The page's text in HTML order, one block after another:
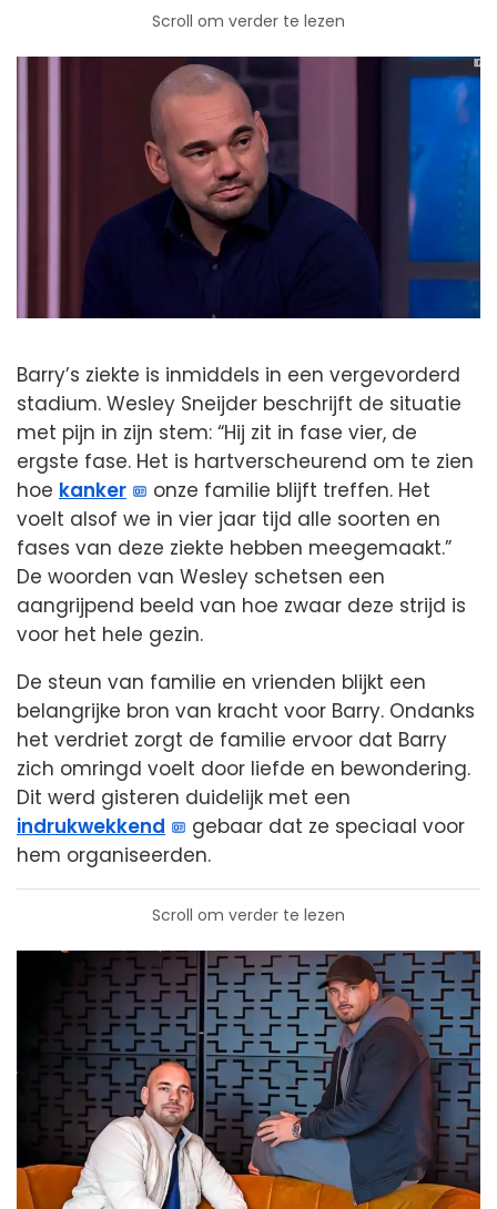
Scroll om verder te lezen
Barry’s ziekte is inmiddels in een vergevorderd
stadium. Wesley Sneijder beschrijft de situatie
met pijn in zijn stem: “Hij zit in fase vier, de
ergste fase. Het is hartverscheurend om te zien
hoe kanker
onze familie blijft treffen. Het
voelt alsof we in vier jaar tijd alle soorten en
fases van deze ziekte hebben meegemaakt.”
De woorden van Wesley schetsen een
aangrijpend beeld van hoe zwaar deze strijd is
voor het hele gezin.
De steun van familie en vrienden blijkt een
belangrijke bron van kracht voor Barry. Ondanks
het verdriet zorgt de familie ervoor dat Barry
zich omringd voelt door liefde en bewondering.
Dit werd gisteren duidelijk met een
indrukwekkend
gebaar dat ze speciaal voor
hem organiseerden.
Scroll om verder te lezen